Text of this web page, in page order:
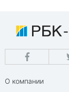
О компании